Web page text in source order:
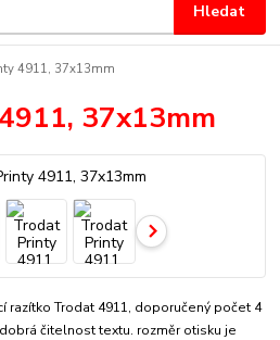
Hledat
4911, 37x13mm
37x13mm
razítko Trodat 4911, doporučený počet 4
čitelnost textu. rozměr otisku je